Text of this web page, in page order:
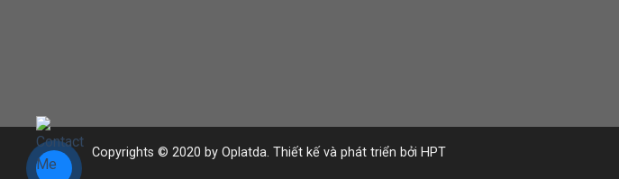
Copyrights © 2020 by Oplatda. Thiết kế và phát triển bởi HPT